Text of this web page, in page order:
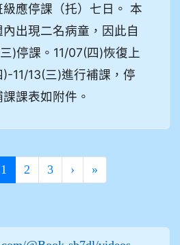
應停課（托）七日。 本
出現二名病童，因此自
)停課。11/07(四)恢復上
11/13(三)進行補課，停
課表如附件。
1 (current)
2 3 › »